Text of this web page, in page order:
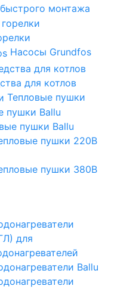
монтажа
Насосы Grundfos
для котлов
Тепловые пушки
пушки Ballu
пушки Ballu
пушки 220В
пушки 380В
для
Ballu